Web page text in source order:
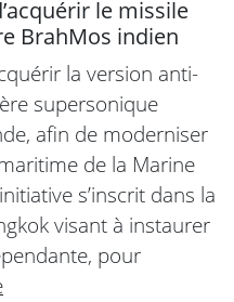
le missile
BrahMos indien
la version anti-
supersonique
afin de moderniser
de la Marine
s’inscrit dans la
visant à instaurer
pour